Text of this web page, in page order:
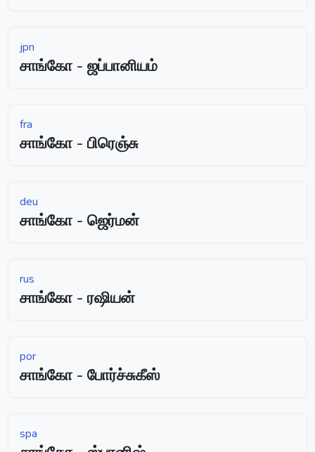
jpn
சாங்கோ - ஜப்பானியம்
fra
சாங்கோ - பிரெஞ்சு
deu
சாங்கோ - ஜெர்மன்
rus
சாங்கோ - ரஷியன்
por
சாங்கோ - போர்ச்சுகீஸ்
spa